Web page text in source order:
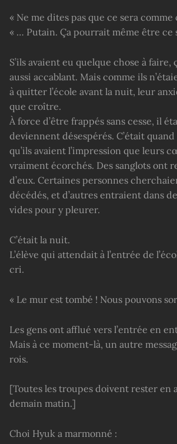
« Ne me dites pas que ce sera comme
« … Putain. Ça pourrait même être ce
S’ils avaient eu quelque chose à faire,
aussi accablant. Mais comme ils
à quitter l’école avant la nuit, leur
que croître.
À force d’être frappés sans cesse, il
deviennent désespérés. C’était
qu’ils avaient l’impression que leurs
vraiment écorchés. Des sanglots ont
d’eux. Certaines personnes
décédés, et d’autres entraient dans
vides pour y pleurer.
C’était la nuit.
L’élève qui attendait à l’entrée de
cri.
« Le mur est tombé ! Nous pouvons
Les gens ont afflué vers l’entrée en
Mais à ce moment-là, un autre
rois.
[Toutes les troupes doivent rester en
demain matin.]
Choi Hyuk a marmonné :